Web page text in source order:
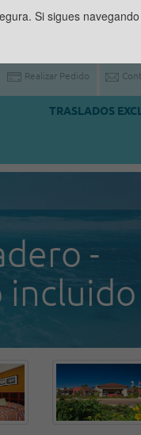
Realizar Pedido
TRASLADOS
-
incluido
Si sigues